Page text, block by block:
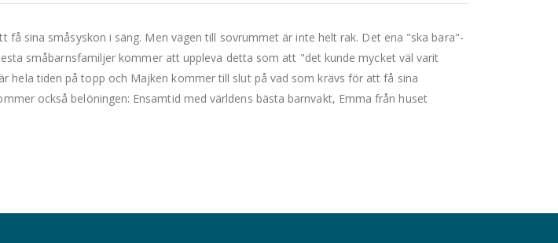
få sina småsyskon i säng. Men vägen till sovrummet är inte helt rak. Det ena "ska bara"-
småbarnsfamiljer kommer att uppleva detta som att "det kunde mycket väl varit
hela tiden på topp och Majken kommer till slut på vad som krävs för att få sina
också belöningen: Ensamtid med världens bästa barnvakt, Emma från huset